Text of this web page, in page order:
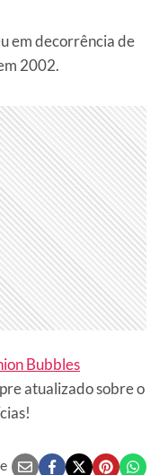
em decorrência de
2002.
Bubbles
atualizado sobre o